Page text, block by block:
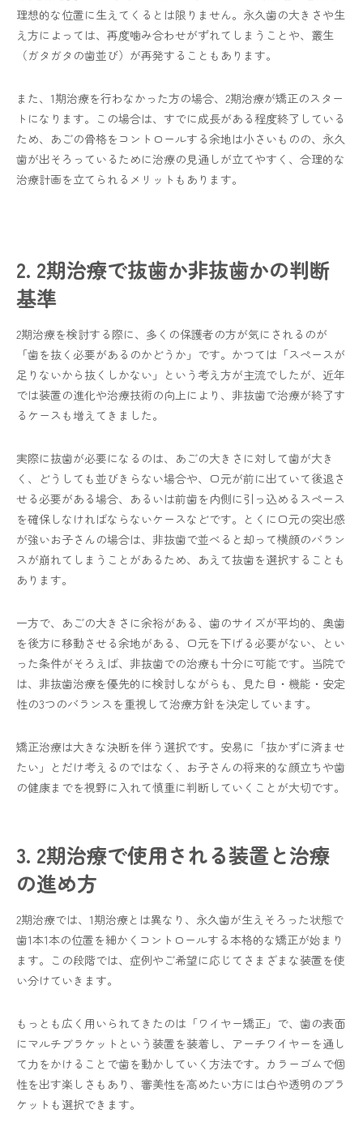
理想的な位置に生えてくるとは限りません。永久歯の大きさや生
え方によっては、再度噛み合わせがずれてしまうことや、叢生
（ガタガタの歯並び）が再発することもあります。
また、1期治療を行わなかった方の場合、2期治療が矯正のスター
トになります。この場合は、すでに成長がある程度終了している
ため、あごの骨格をコントロールする余地は小さいものの、永久
歯が出そろっているために治療の見通しが立てやすく、合理的な
治療計画を立てられるメリットもあります。
2. 2期治療で抜歯か非抜歯かの判断
基準
2期治療を検討する際に、多くの保護者の方が気にされるのが
「歯を抜く必要があるのかどうか」です。かつては「スペースが
足りないから抜くしかない」という考え方が主流でしたが、近年
では装置の進化や治療技術の向上により、非抜歯で治療が終了す
るケースも増えてきました。
実際に抜歯が必要になるのは、あごの大きさに対して歯が大き
く、どうしても並びきらない場合や、口元が前に出ていて後退さ
せる必要がある場合、あるいは前歯を内側に引っ込めるスペース
を確保しなければならないケースなどです。とくに口元の突出感
が強いお子さんの場合は、非抜歯で並べると却って横顔のバラン
スが崩れてしまうことがあるため、あえて抜歯を選択することも
あります。
一方で、あごの大きさに余裕がある、歯のサイズが平均的、奥歯
を後方に移動させる余地がある、口元を下げる必要がない、とい
った条件がそろえば、非抜歯での治療も十分に可能です。当院で
は、非抜歯治療を優先的に検討しながらも、見た目・機能・安定
性の3つのバランスを重視して治療方針を決定しています。
矯正治療は大きな決断を伴う選択です。安易に「抜かずに済ませ
たい」とだけ考えるのではなく、お子さんの将来的な顔立ちや歯
の健康までを視野に入れて慎重に判断していくことが大切です。
3. 2期治療で使用される装置と治療
の進め方
2期治療では、1期治療とは異なり、永久歯が生えそろった状態で
歯1本1本の位置を細かくコントロールする本格的な矯正が始まり
ます。この段階では、症例やご希望に応じてさまざまな装置を使
い分けていきます。
もっとも広く用いられてきたのは「ワイヤー矯正」で、歯の表面
にマルチブラケットという装置を装着し、アーチワイヤーを通し
て力をかけることで歯を動かしていく方法です。カラーゴムで個
性を出す楽しさもあり、審美性を高めたい方には白や透明のブラ
ケットも選択できます。